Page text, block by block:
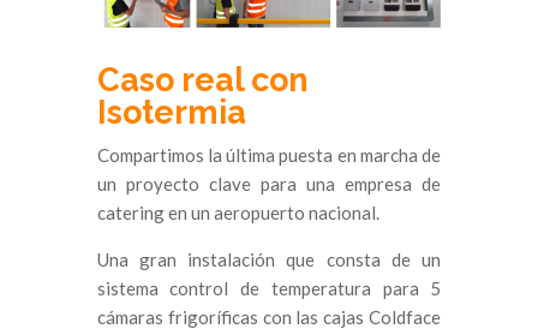
Caso real con
Isotermia
Compartimos la última puesta en marcha de
un proyecto clave para una empresa de
catering en un aeropuerto nacional.
Una gran instalación que consta de un
sistema control de temperatura para 5
cámaras frigoríficas con las cajas Coldface